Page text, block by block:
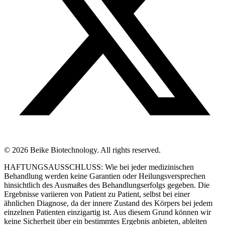
© 2026 Beike Biotechnology. All rights reserved.
HAFTUNGSAUSSCHLUSS: Wie bei jeder medizinischen
Behandlung werden keine Garantien oder Heilungsversprechen
hinsichtlich des Ausmaßes des Behandlungserfolgs gegeben. Die
Ergebnisse variieren von Patient zu Patient, selbst bei einer
ähnlichen Diagnose, da der innere Zustand des Körpers bei jedem
einzelnen Patienten einzigartig ist. Aus diesem Grund können wir
keine Sicherheit über ein bestimmtes Ergebnis anbieten, ableiten